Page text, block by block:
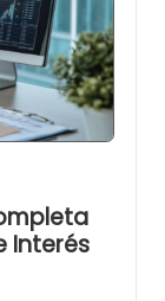
Interés